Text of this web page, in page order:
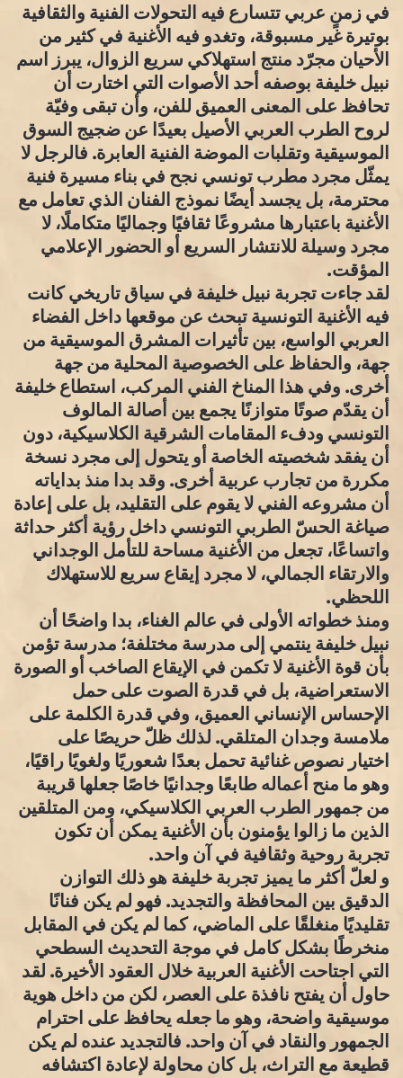
في زمنٍ عربي تتسارع فيه التحولات الفنية والثقافية
بوتيرة غير مسبوقة، وتغدو فيه الأغنية في كثير من
الأحيان مجرّد منتج استهلاكي سريع الزوال، يبرز اسم
نبيل خليفة بوصفه أحد الأصوات التي اختارت أن
تحافظ على المعنى العميق للفن، وأن تبقى وفيّة
لروح الطرب العربي الأصيل بعيدًا عن ضجيج السوق
الموسيقية وتقلبات الموضة الفنية العابرة. فالرجل لا
يمثّل مجرد مطرب تونسي نجح في بناء مسيرة فنية
محترمة، بل يجسد أيضًا نموذج الفنان الذي تعامل مع
الأغنية باعتبارها مشروعًا ثقافيًا وجماليًا متكاملًا، لا
مجرد وسيلة للانتشار السريع أو الحضور الإعلامي
المؤقت.
لقد جاءت تجربة نبيل خليفة في سياق تاريخي كانت
فيه الأغنية التونسية تبحث عن موقعها داخل الفضاء
العربي الواسع، بين تأثيرات المشرق الموسيقية من
جهة، والحفاظ على الخصوصية المحلية من جهة
أخرى. وفي هذا المناخ الفني المركب، استطاع خليفة
أن يقدّم صوتًا متوازنًا يجمع بين أصالة المالوف
التونسي ودفء المقامات الشرقية الكلاسيكية، دون
أن يفقد شخصيته الخاصة أو يتحول إلى مجرد نسخة
مكررة من تجارب عربية أخرى. وقد بدا منذ بداياته
أن مشروعه الفني لا يقوم على التقليد، بل على إعادة
صياغة الحسّ الطربي التونسي داخل رؤية أكثر حداثة
واتساعًا، تجعل من الأغنية مساحة للتأمل الوجداني
والارتقاء الجمالي، لا مجرد إيقاع سريع للاستهلاك
اللحظي.
ومنذ خطواته الأولى في عالم الغناء، بدا واضحًا أن
نبيل خليفة ينتمي إلى مدرسة مختلفة؛ مدرسة تؤمن
بأن قوة الأغنية لا تكمن في الإيقاع الصاخب أو الصورة
الاستعراضية، بل في قدرة الصوت على حمل
الإحساس الإنساني العميق، وفي قدرة الكلمة على
ملامسة وجدان المتلقي. لذلك ظلّ حريصًا على
اختيار نصوص غنائية تحمل بعدًا شعوريًا ولغويًا راقيًا،
وهو ما منح أعماله طابعًا وجدانيًا خاصًا جعلها قريبة
من جمهور الطرب العربي الكلاسيكي، ومن المتلقين
الذين ما زالوا يؤمنون بأن الأغنية يمكن أن تكون
تجربة روحية وثقافية في آن واحد.
و لعلّ أكثر ما يميز تجربة خليفة هو ذلك التوازن
الدقيق بين المحافظة والتجديد. فهو لم يكن فنانًا
تقليديًا منغلقًا على الماضي، كما لم يكن في المقابل
منخرطًا بشكل كامل في موجة التحديث السطحي
التي اجتاحت الأغنية العربية خلال العقود الأخيرة. لقد
حاول أن يفتح نافذة على العصر، لكن من داخل هوية
موسيقية واضحة، وهو ما جعله يحافظ على احترام
الجمهور والنقاد في آن واحد. فالتجديد عنده لم يكن
قطيعة مع التراث، بل كان محاولة لإعادة اكتشافه